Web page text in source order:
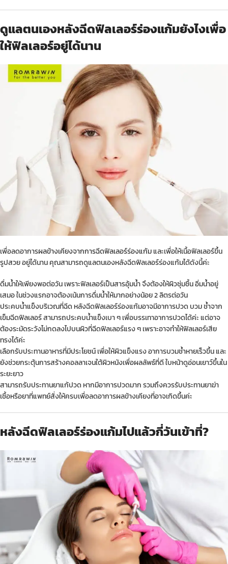
ดูแลตนเองหลังฉีดฟิลเลอร์ร่องแก้มยังไงเพื่อ
ให้ฟิลเลอร์อยู่ได้นาน
เพื่อลดอาการผลข้างเคียงจากการฉีดฟิลเลอร์ร่องแก้มและเพื่อให้เนื้อฟิลเลอร์ขึ้น
รูปสวย อยู่ได้นาน คุณสามารถดูแลตนเองหลังฉีดฟิลเลอร์ร่องแก้มได้ดังนี้ค่ะ
ดื่มน้ำให้เพียงพอต่อวัน เพราะฟิลเลอร์เป็นสารอุ้มน้ำ จึงต้องให้ผิวชุ่มชื้น อิ่มน้ำอยู่
เสมอ ในช่วงแรกอาจต้องเน้นการดื่มน้ำให้มากอย่างน้อย 2 ลิตรต่อวัน
ประคบน้ำแข็งบริเวณที่ฉีด หลังฉีดฟิลเลอร์ร่องแก้มอาจมีอาการปวด บวม ช้ำจาก
เข็มฉีดฟิลเลอร์ สามารถประคบน้ำแข็งเบา ๆ เพื่อบรรเทาอาการปวดได้ค่ะ แต่อาจ
ต้องระมัดระวังไม่กดลงไปบนผิวที่ฉีดฟิลเลอร์แรง ๆ เพราะอาจทำให้ฟิลเลอร์เสีย
ทรงได้ค่ะ
เลือกรับประทานอาหารที่มีประโยชน์ เพื่อให้ผิวแข็งแรง อาการบวมช้ำหายเร็วขึ้น และ
ยังช่วยกระตุ้นการสร้างคอลลาเจนใต้ผิวหนังเพื่อผลลัพธ์ที่ดี ใบหน้าดูอ่อนเยาว์ขึ้นใน
ระยะยาว
สามารถรับประทานยาแก้ปวด หากมีอาการปวดมาก รวมถึงควรรับประทานยาฆ่า
เชื้อหรือยาที่แพทย์สั่งให้ครบเพื่อลดอาการผลข้างเคียงที่อาจเกิดขึ้นค่ะ
หลังฉีดฟิลเลอร์ร่องแก้มไปแล้วกี่วันเข้าที่?